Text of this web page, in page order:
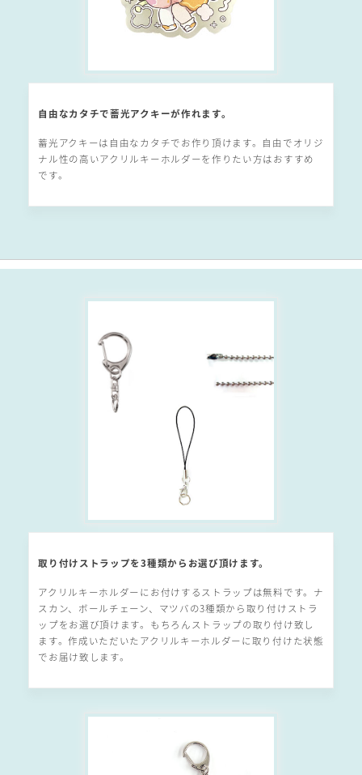
自由なカタチで蓄光アクキーが作れます。
蓄光アクキーは自由なカタチでお作り頂けます。自由でオリジ
ナル性の高いアクリルキーホルダーを作りたい方はおすすめ
です。
取り付けストラップを3種類からお選び頂けます。
アクリルキーホルダーにお付けするストラップは無料です。ナ
スカン、ボールチェーン、マツバの3種類から取り付けストラ
ップをお選び頂けます。もちろんストラップの取り付け致し
ます。作成いただいたアクリルキーホルダーに取り付けた状態
でお届け致します。